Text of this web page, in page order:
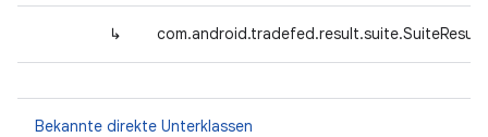
↳
Bekannte direkte Unterklassen